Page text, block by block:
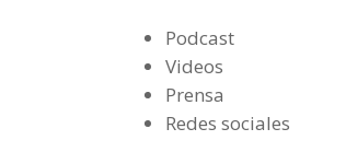
Podcast
Videos
Prensa
Redes sociales